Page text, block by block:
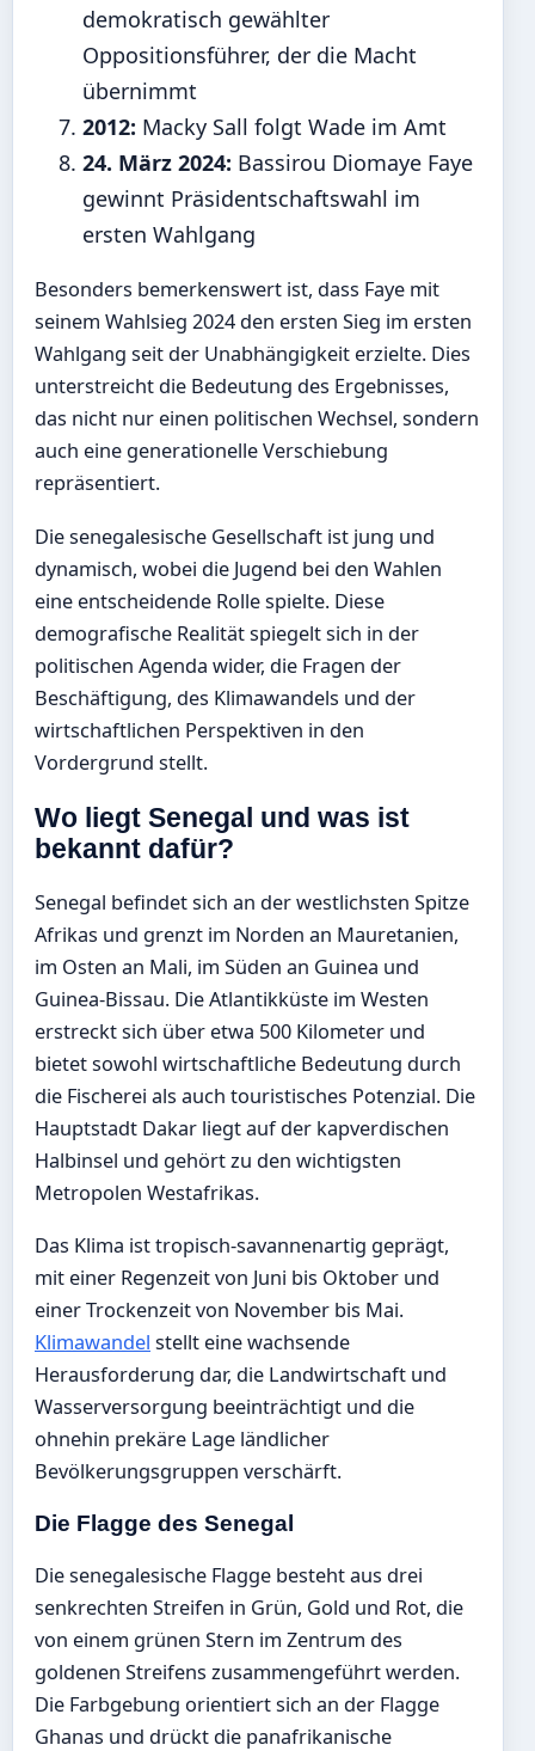
demokratisch gewählter
Oppositionsführer, der die Macht
übernimmt
2012: Macky Sall folgt Wade im Amt
24. März 2024: Bassirou Diomaye Faye
gewinnt Präsidentschaftswahl im
ersten Wahlgang
Besonders bemerkenswert ist, dass Faye mit
seinem Wahlsieg 2024 den ersten Sieg im ersten
Wahlgang seit der Unabhängigkeit erzielte. Dies
unterstreicht die Bedeutung des Ergebnisses,
das nicht nur einen politischen Wechsel, sondern
auch eine generationelle Verschiebung
repräsentiert.
Die senegalesische Gesellschaft ist jung und
dynamisch, wobei die Jugend bei den Wahlen
eine entscheidende Rolle spielte. Diese
demografische Realität spiegelt sich in der
politischen Agenda wider, die Fragen der
Beschäftigung, des Klimawandels und der
wirtschaftlichen Perspektiven in den
Vordergrund stellt.
Wo liegt Senegal und was ist
bekannt dafür?
Senegal befindet sich an der westlichsten Spitze
Afrikas und grenzt im Norden an Mauretanien,
im Osten an Mali, im Süden an Guinea und
Guinea-Bissau. Die Atlantikküste im Westen
erstreckt sich über etwa 500 Kilometer und
bietet sowohl wirtschaftliche Bedeutung durch
die Fischerei als auch touristisches Potenzial. Die
Hauptstadt Dakar liegt auf der kapverdischen
Halbinsel und gehört zu den wichtigsten
Metropolen Westafrikas.
Das Klima ist tropisch-savannenartig geprägt,
mit einer Regenzeit von Juni bis Oktober und
einer Trockenzeit von November bis Mai.
Klimawandel stellt eine wachsende
Herausforderung dar, die Landwirtschaft und
Wasserversorgung beeinträchtigt und die
ohnehin prekäre Lage ländlicher
Bevölkerungsgruppen verschärft.
Die Flagge des Senegal
Die senegalesische Flagge besteht aus drei
senkrechten Streifen in Grün, Gold und Rot, die
von einem grünen Stern im Zentrum des
goldenen Streifens zusammengeführt werden.
Die Farbgebung orientiert sich an der Flagge
Ghanas und drückt die panafrikanische